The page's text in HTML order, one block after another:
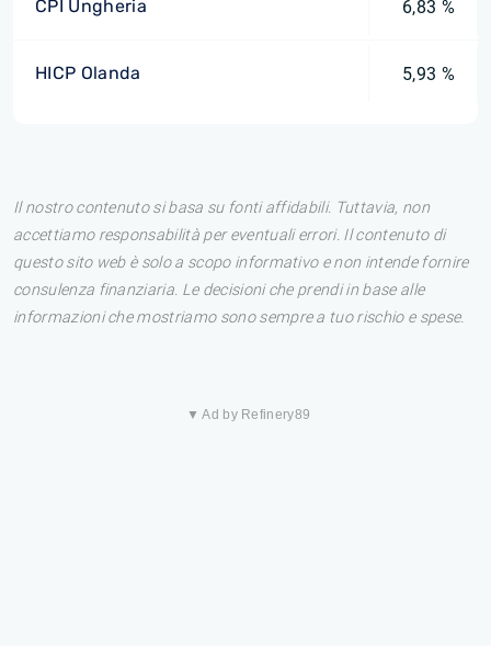
CPI Ungheria 6,83 %
HICP Olanda 5,93 %
Il nostro contenuto si basa su fonti affidabili. Tuttavia, non
accettiamo responsabilità per eventuali errori. Il contenuto di
questo sito web è solo a scopo informativo e non intende fornire
consulenza finanziaria. Le decisioni che prendi in base alle
informazioni che mostriamo sono sempre a tuo rischio e spese.
▼ Ad by Refinery89